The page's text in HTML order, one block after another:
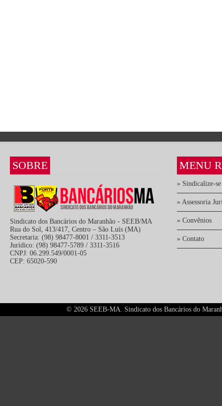
SOBRE
Sindicato dos Bancários do Maranhão - SEEB/MA
Rua do Sol, 413/417, Centro – São Luís (MA)
Secretaria: (98) 98477-8001 / 3311-3513
Jurídico: (98) 98477-5789 / 3311-3516
CNPJ: 06.299.549/0001-05
CEP: 65020-590
MENU
» Sindicalize-se
» Assessoria
» Convênios
» Contato
© 2026 SEEB-MA. Sindicato dos Bancários do